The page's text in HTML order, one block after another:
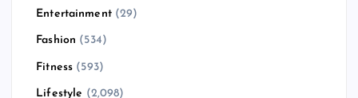
Entertainment(29)
Fashion (534)
Fitness (593)
Lifestyle (2,098)